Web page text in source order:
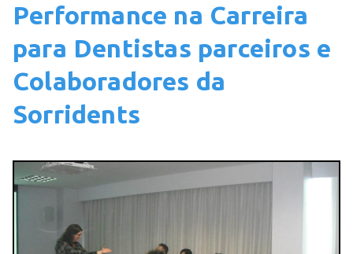
Performance na Carreira
para Dentistas parceiros e
Colaboradores da
Sorridents